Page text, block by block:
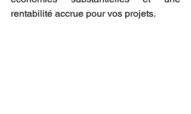
rentabilité accrue pour vos projets.